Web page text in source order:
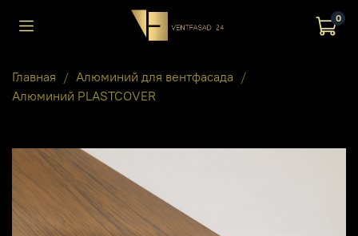
0
Главная
Алюминий для вентфасада
Алюминий PLASTCOVER